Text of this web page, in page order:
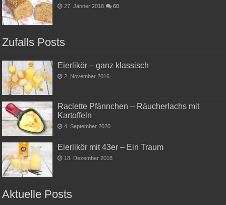
27. Jänner 2018 60
Zufalls Posts
Eierlikör – ganz klassisch
2. November 2016
Raclette Pfännchen – Räucherlachs mit
Kartoffeln
4. September 2020
Eierlikör mit 43er – Ein Traum
18. Dezember 2018
Aktuelle Posts